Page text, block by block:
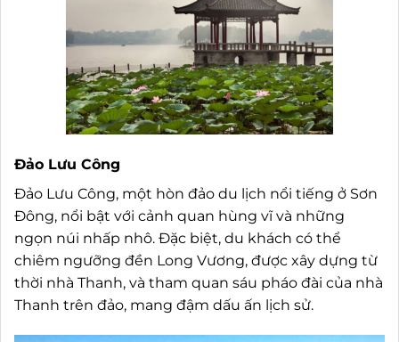
Đảo Lưu Công
Đảo Lưu Công, một hòn đảo du lịch nổi tiếng ở Sơn
Đông, nổi bật với cảnh quan hùng vĩ và những
ngọn núi nhấp nhô. Đặc biệt, du khách có thể
chiêm ngưỡng đền Long Vương, được xây dựng từ
thời nhà Thanh, và tham quan sáu pháo đài của nhà
Thanh trên đảo, mang đậm dấu ấn lịch sử.